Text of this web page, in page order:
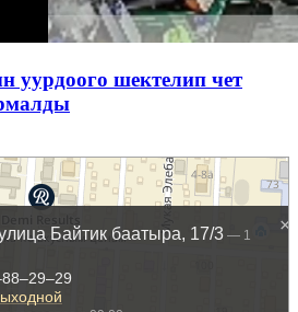
уурдоого шектелип чет